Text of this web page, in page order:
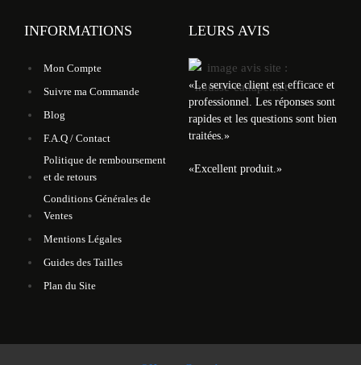
INFORMATIONS
Mon Compte
Suivre ma Commande
Blog
F.A.Q / Contact
Politique de remboursement
et de retours
Conditions Générales de
Ventes
Mentions Légales
Guides des Tailles
Plan du Site
LEURS AVIS
«Le service client est efficace et
professionnel. Les réponses sont
rapides et les questions sont bien
traitées.»
«Excellent produit.»